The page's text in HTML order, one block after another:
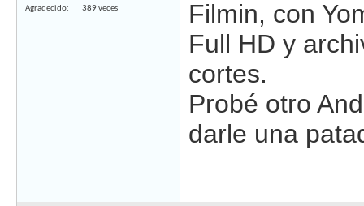
Agradecido
389 veces
Filmin, con
Full HD y
cortes.
Probé otro
darle una